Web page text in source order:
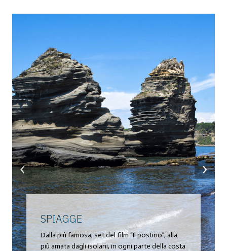
SPIAGGE
Dalla più famosa, set del film “Il postino”, alla
più amata dagli isolani, in ogni parte della costa
‹ ›